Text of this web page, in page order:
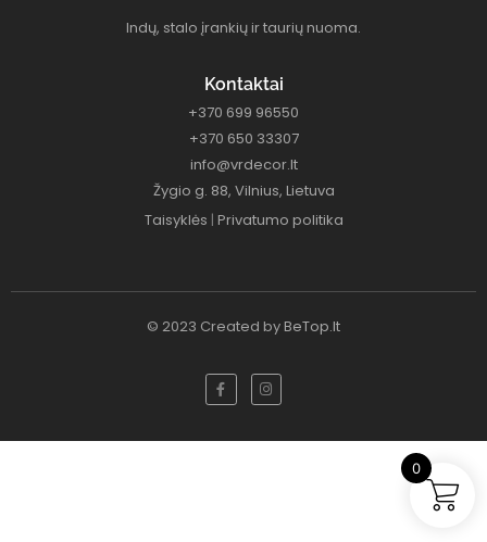
Indų, stalo įrankių ir taurių nuoma.
Kontaktai
+370 699 96550
+370 650 33307
info@vrdecor.lt
Žygio g. 88, Vilnius, Lietuva
Taisyklės | Privatumo politika
© 2023 Created byBeTop.lt
0